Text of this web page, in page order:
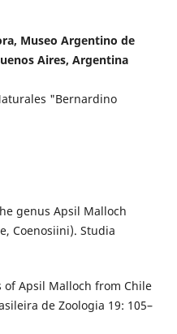
Museo Argentino de
Aires, Argentina
"Bernardino
genus Apsil Malloch
Coenosiini). Studia
of Apsil Malloch from Chile
de Zoologia 19: 105–